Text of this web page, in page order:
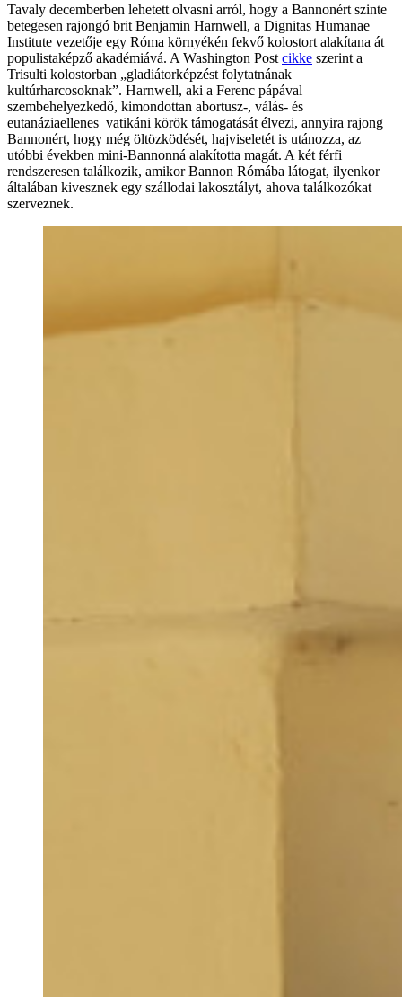
Tavaly decemberben lehetett olvasni arról, hogy a Bannonért szinte
betegesen rajongó brit Benjamin Harnwell, a Dignitas Humanae
Institute vezetője egy Róma környékén fekvő kolostort alakítana át
populistaképző akadémiává. A Washington Post cikke szerint a
Trisulti kolostorban „gladiátorképzést folytatnának
kultúrharcosoknak”. Harnwell, aki a Ferenc pápával
szembehelyezkedő, kimondottan abortusz-, válás- és
eutanáziaellenes vatikáni körök támogatását élvezi, annyira rajong
Bannonért, hogy még öltözködését, hajviseletét is utánozza, az
utóbbi években mini-Bannonná alakította magát. A két férfi
rendszeresen találkozik, amikor Bannon Rómába látogat, ilyenkor
általában kivesznek egy szállodai lakosztályt, ahova találkozókat
szerveznek.